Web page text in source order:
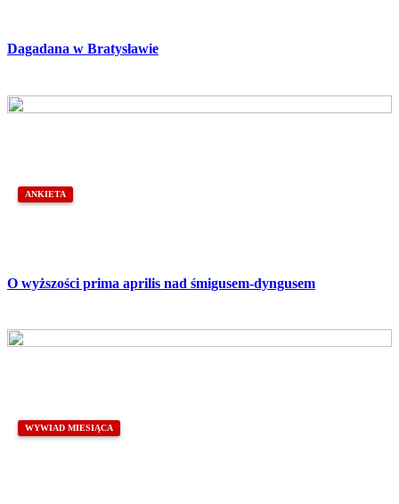
Dagadana w Bratysławie
ANKIETA
O wyższości prima aprilis nad śmigusem-dyngusem
WYWIAD MIESIĄCA